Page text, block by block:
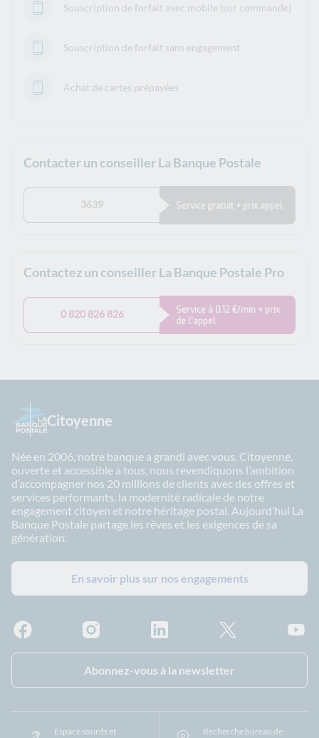
Souscription de forfait avec mobile (sur commande)
Souscription de forfait sans engagement
Achat de cartes prépayées
Contacter un conseiller La Banque Postale
3639 Service gratuit + prix appel
Contactez un conseiller La Banque Postale Pro
0 820 826 826
Service à 0.12 €/min + prix
de l’appel
Citoyenne
Née en 2006, notre banque a grandi avec vous. Citoyenne,
ouverte et accessible à tous, nous revendiquons l’ambition
d’accompagner nos 20 millions de clients avec des offres et
services performants, la modernité radicale de notre
engagement citoyen et notre héritage postal. Aujourd’hui La
Banque Postale partage les rêves et les exigences de sa
génération.
En savoir plus sur nos engagements
Abonnez-vous à la newsletter
Espace sourds et
Recherche bureau de